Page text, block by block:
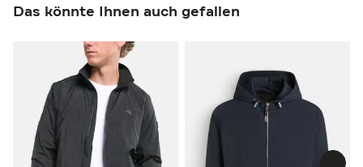
Das könnte Ihnen auch gefallen